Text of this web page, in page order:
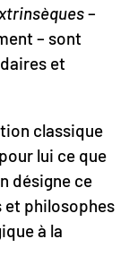
–
– sont
et
classique
lui ce que
désigne ce
et philosophes
à la